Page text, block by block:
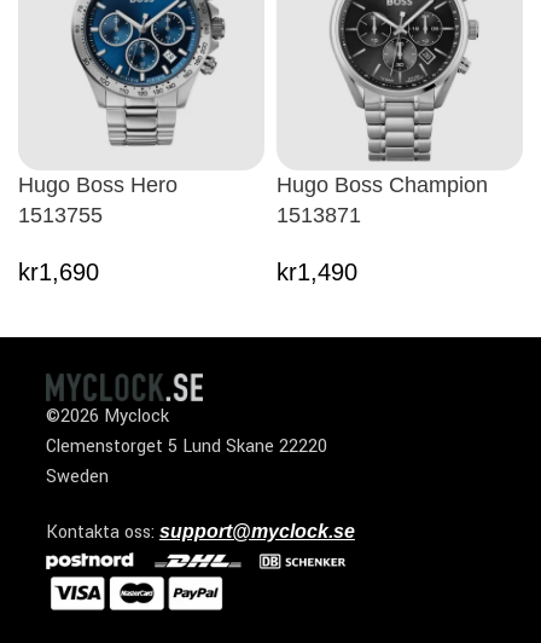
Hugo Boss Hero
1513755
kr1,690
Hugo Boss Champion
1513871
kr1,490
©2026 Myclock
Clemenstorget 5 Lund Skane 22220
Sweden
Kontakta oss: support@myclock.se